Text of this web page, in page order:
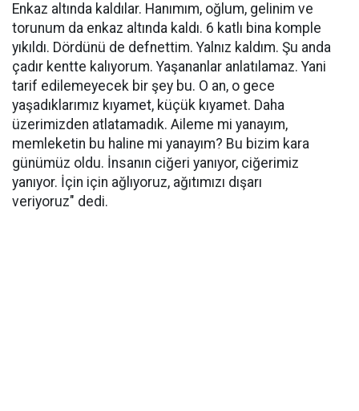
Enkaz altında kaldılar. Hanımım, oğlum, gelinim ve
torunum da enkaz altında kaldı. 6 katlı bina komple
yıkıldı. Dördünü de defnettim. Yalnız kaldım. Şu anda
çadır kentte kalıyorum. Yaşananlar anlatılamaz. Yani
tarif edilemeyecek bir şey bu. O an, o gece
yaşadıklarımız kıyamet, küçük kıyamet. Daha
üzerimizden atlatamadık. Aileme mi yanayım,
memleketin bu haline mi yanayım? Bu bizim kara
günümüz oldu. İnsanın ciğeri yanıyor, ciğerimiz
yanıyor. İçin için ağlıyoruz, ağıtımızı dışarı
veriyoruz" dedi.